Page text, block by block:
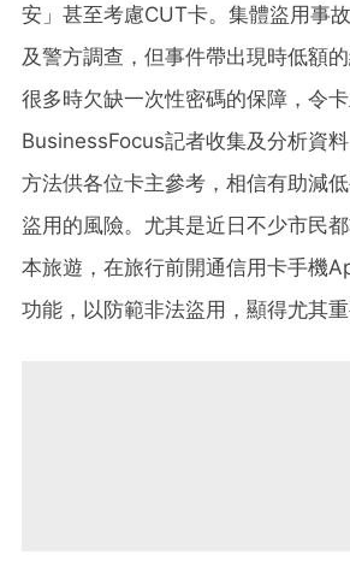
安」甚至考慮CUT卡。集體盜用事
及警方調查，但事件帶出現時低額
很多時欠缺一次性密碼的保障，令卡
BusinessFocus記者收集及分析資
方法供各位卡主參考，相信有助減
盜用的風險。尤其是近日不少市民
本旅遊，在旅行前開通信用卡手機
功能，以防範非法盜用，顯得尤其重